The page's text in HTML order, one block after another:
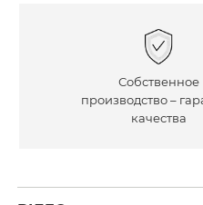
Собственное
производство –
качества